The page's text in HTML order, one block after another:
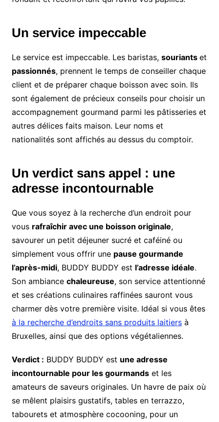
Un service impeccable
Le service est impeccable. Les baristas, souriants et
passionnés, prennent le temps de conseiller chaque
client et de préparer chaque boisson avec soin. Ils
sont également de précieux conseils pour choisir un
accompagnement gourmand parmi les pâtisseries et
autres délices faits maison. Leur noms et
nationalités sont affichés au dessus du comptoir.
Un verdict sans appel : une
adresse incontournable
Que vous soyez à la recherche d’un endroit pour
vous rafraîchir avec une boisson originale,
savourer un petit déjeuner sucré et caféiné ou
simplement vous offrir une pause gourmande
l’après-midi, BUDDY BUDDY est l’adresse idéale.
Son ambiance chaleureuse, son service attentionné
et ses créations culinaires raffinées sauront vous
charmer dès votre première visite. Idéal si vous êtes
à la recherche d’endroits sans produits laitiersà
Bruxelles, ainsi que des options végétaliennes.
Verdict : BUDDY BUDDY est une adresse
incontournable pour les gourmandset les
amateurs de saveurs originales. Un havre de paix où
se mêlent plaisirs gustatifs, tables en terrazzo,
tabourets et atmosphère cocooning, pour un